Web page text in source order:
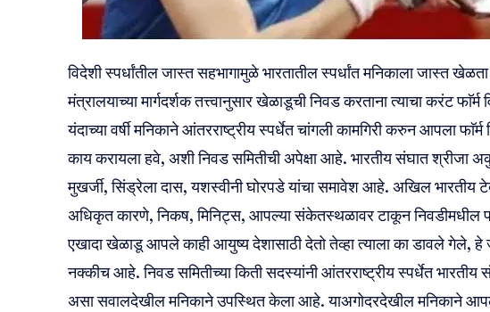
विदेशी स्पर्धांतील जास्त सहभागामुळे भारतातील स्पर्धांत मनिकाला जास्त
मंत्रालयाच्या मार्गदर्शक तत्त्वानुसार खेळाडूची निवड करताना त्याचा करंट
यंदा‌च्या वर्षी मनिकाने आंतरराष्ट्रीय स्पर्धेत चांगली कामगिरी‌ करुन आपला
काय करायला हवे, अशी निवड समितीची अपेक्षा आहे. भारतीय संघात श्रीजा
मुखर्जी, सिंड्रेला दास, यशस्वीनी घोरपडे यांचा समावेश आहे. अखिल भारतीय
अधिकृत कारणे, निकष, मिनिट्स, आपल्या संकेतस्थळावर टाकून निवडीमधील
एखादा खेळाडू आपले काही आयुष्य देशासाठी देतो तेव्हा त्याला का डावले गेले, हे
नक्कीच आहे. निवड समितीच्या किती सदस्यांनी आंतरराष्ट्रीय स्पर्धेत
असा सवालदेखील मनिकाने उपस्थित केला आहे. याअगोदरदेखील मनिकाने